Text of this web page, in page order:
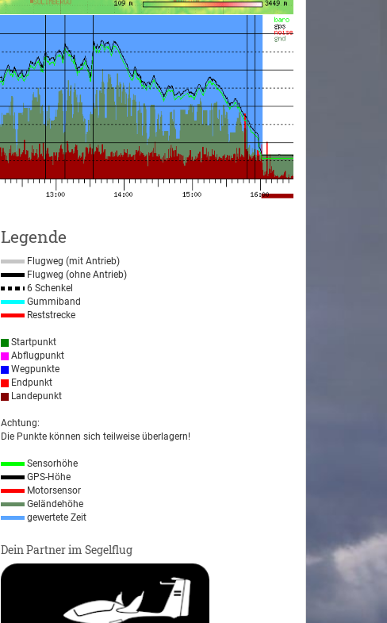
Legende
Flugweg (mit Antrieb)
Flugweg (ohne Antrieb)
6 Schenkel
Gummiband
Reststrecke
Startpunkt
Abflugpunkt
Wegpunkte
Endpunkt
Landepunkt
Achtung:
Die Punkte können sich teilweise überlagern!
Sensorhöhe
GPS-Höhe
Motorsensor
Geländehöhe
gewertete Zeit
Dein Partner im Segelflug